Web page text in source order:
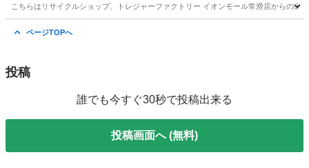
こちらはリサイクルショップ、トレジャーファクトリー イオンモール常滑店からの
ページTOPへ
投稿
誰でも今すぐ30秒で投稿出来る
投稿画面へ (無料)